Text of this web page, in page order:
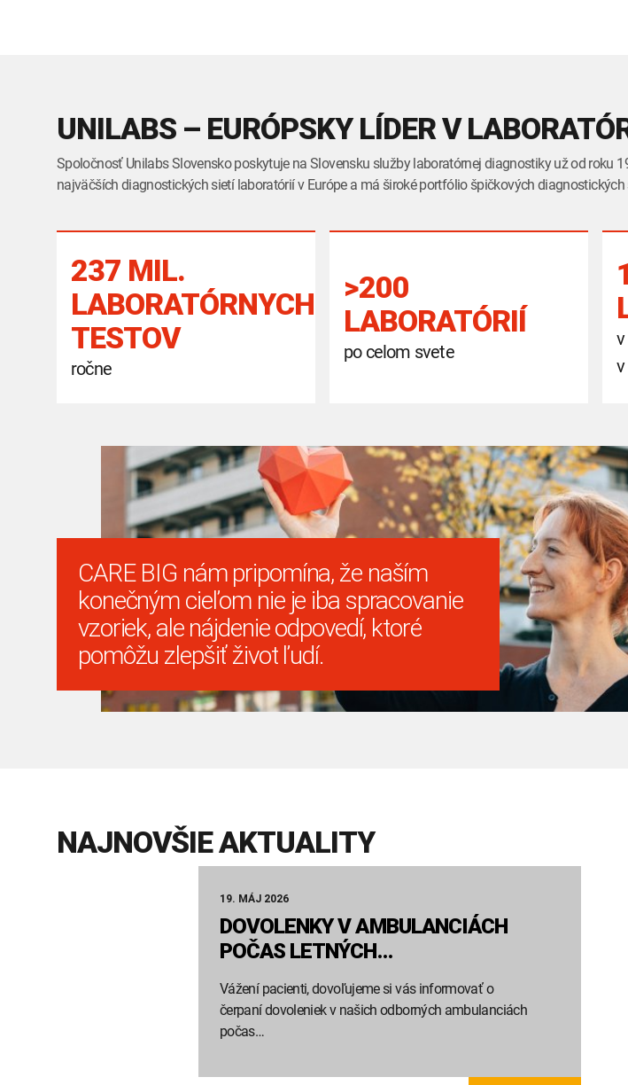
UNILABS – EURÓPSKY LÍDER V
Spoločnosť Unilabs Slovensko poskytuje na Slovensku služby laboratórnej diagnostiky už od roku
najväčších diagnostických sietí laboratórií v Európe a má široké portfólio špičkových diagnostických
237 MIL.
LABORATÓRNYCH
TESTOV
ročne
>200
LABORATÓRIÍ
po celom svete
CARE BIG nám pripomína, že naším
konečným cieľom nie je iba spracovanie
vzoriek, ale nájdenie odpovedí, ktoré
pomôžu zlepšiť život ľudí.
NAJNOVŠIE AKTUALITY
19. MÁJ 2026
DOVOLENKY V AMBULANCIÁCH
POČAS LETNÝCH…
Vážení pacienti, dovoľujeme si vás informovať o
čerpaní dovoleniek v našich odborných ambulanciách
počas…